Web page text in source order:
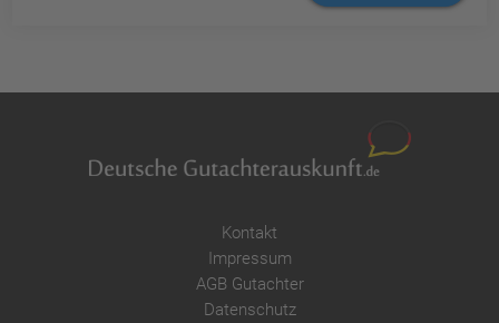
Kontakt
Impressum
AGB Gutachter
Datenschutz